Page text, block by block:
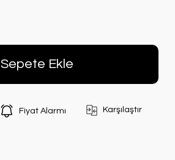
Sepete Ekle
Fiyat Alarmı Karşılaştır